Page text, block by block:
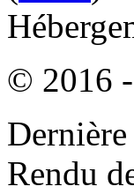
© 2016
Rendu